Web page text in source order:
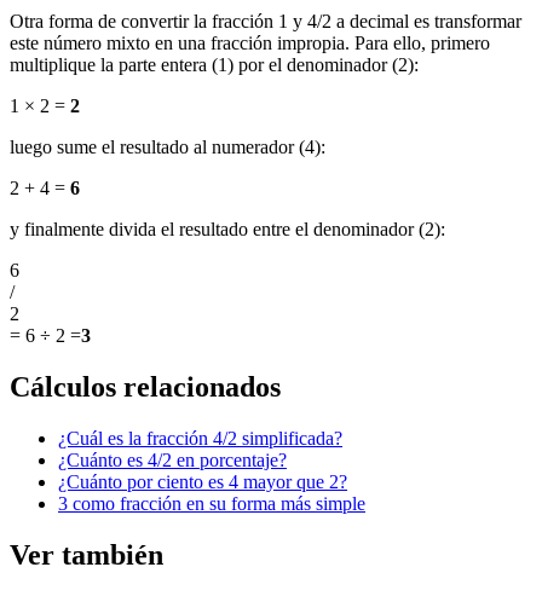
Otra forma de convertir la fracción 1 y 4/2 a decimal es transformar
este número mixto en una fracción impropia. Para ello, primero
multiplique la parte entera (1) por el denominador (2):
1 × 2 = 2
luego sume el resultado al numerador (4):
2 + 4 = 6
y finalmente divida el resultado entre el denominador (2):
6
/
2
= 6 ÷ 2 =3
Cálculos relacionados
¿Cuál es la fracción 4/2 simplificada?
¿Cuánto es 4/2 en porcentaje?
¿Cuánto por ciento es 4 mayor que 2?
3 como fracción en su forma más simple
Ver también